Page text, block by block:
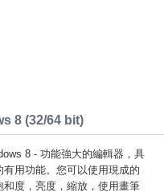
8 (32/64 bit)
8 - 功能強大的編輯器，具
用功能。您可以使用現成的
和度，亮度，縮放，使用畫筆